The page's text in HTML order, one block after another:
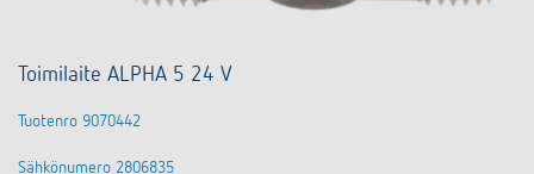
Toimilaite ALPHA 5 24 V
Tuotenro 9070442
Sähkönumero 2806835